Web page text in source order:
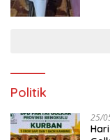
Politik
25/